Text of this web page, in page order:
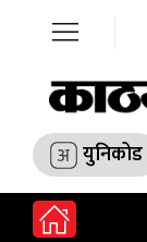
युनिकोड